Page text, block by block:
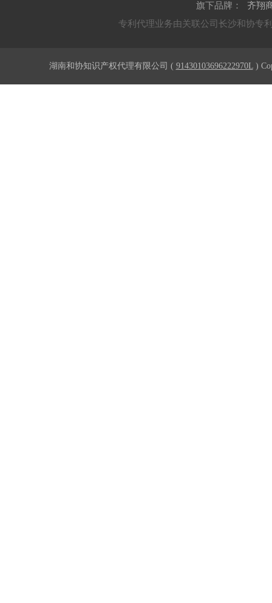
旗下品牌：
齐翔
专利代理业务由关联公司长沙和协专
湖南和协知识产权代理有限公司 ( 91430103696222970L)